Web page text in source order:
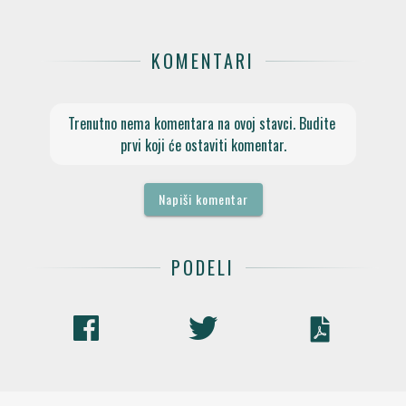
KOMENTARI
Trenutno nema komentara na ovoj stavci. Budite
prvi koji će ostaviti komentar.
Napiši komentar
PODELI